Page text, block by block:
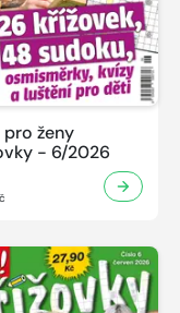
pro ženy
- 6/2026